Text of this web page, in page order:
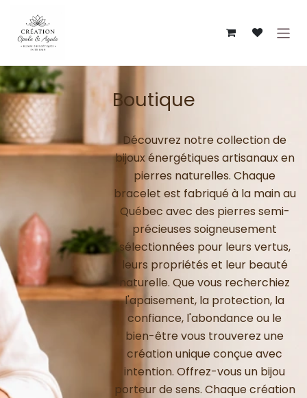
Boutique
Découvrez notre collection de
bijoux énergétiques artisanaux en
pierres naturelles. Chaque
bracelet est fabriqué à la main au
Québec avec des pierres semi-
précieuses soigneusement
sélectionnées pour leurs vertus,
leurs propriétés et leur beauté
naturelle. Que vous recherchiez
l'apaisement, la protection, la
confiance, l'abondance ou le
bien-être vous trouverez une
création unique conçue avec
intention. Offrez-vous un bijou
porteur de sens. Chaque création